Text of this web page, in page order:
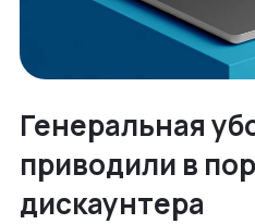
Генеральная
приводили в
дискаунтера